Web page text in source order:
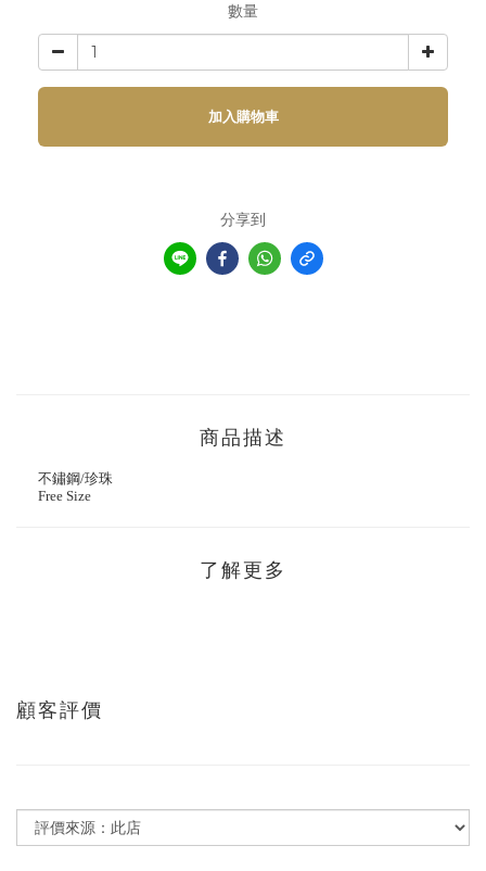
數量
加入購物車
分享到
商品描述
不鏽鋼/珍珠
Free Size
了解更多
顧客評價